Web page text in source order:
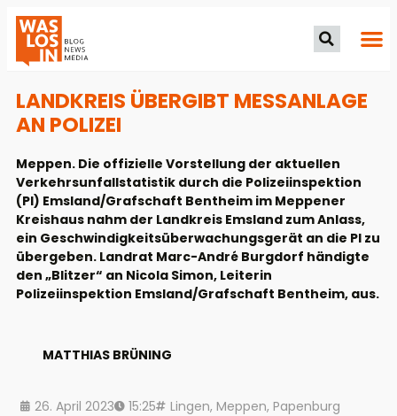
LANDKREIS ÜBERGIBT MESSANLAGE
AN POLIZEI
Meppen. Die offizielle Vorstellung der aktuellen
Verkehrsunfallstatistik durch die Polizeiinspektion
(PI) Emsland/Grafschaft Bentheim im Meppener
Kreishaus nahm der Landkreis Emsland zum Anlass,
ein Geschwindigkeitsüberwachungsgerät an die PI zu
übergeben. Landrat Marc-André Burgdorf händigte
den „Blitzer“ an Nicola Simon, Leiterin
Polizeiinspektion Emsland/Grafschaft Bentheim, aus.
MATTHIAS BRÜNING
26. April 2023 15:25 Lingen, Meppen, Papenburg